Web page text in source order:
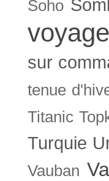
Soho
sur
tenue
Titanic
Turquie
Vauban